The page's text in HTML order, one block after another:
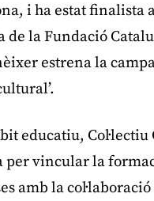
i ha estat finalista
de la Fundació
estrena la
educatiu,
per vincular la
amb la